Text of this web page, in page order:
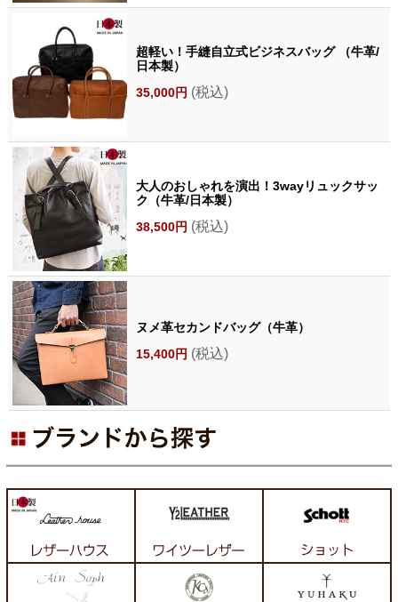
超軽い！手縫自立式ビジネスバッグ （牛革/
日本製）
35,000円 (税込)
大人のおしゃれを演出！3wayリュックサッ
ク（牛革/日本製）
38,500円 (税込)
ヌメ革セカンドバッグ（牛革）
15,400円 (税込)